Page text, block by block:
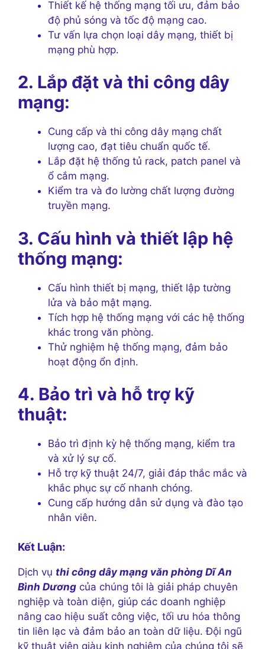
Thiết kế hệ thống mạng tối ưu, đảm bảo
độ phủ sóng và tốc độ mạng cao.
Tư vấn lựa chọn loại dây mạng, thiết bị
mạng phù hợp.
2. Lắp đặt và thi công dây
mạng:
Cung cấp và thi công dây mạng chất
lượng cao, đạt tiêu chuẩn quốc tế.
Lắp đặt hệ thống tủ rack, patch panel và
ổ cắm mạng.
Kiểm tra và đo lường chất lượng đường
truyền mạng.
3. Cấu hình và thiết lập hệ
thống mạng:
Cấu hình thiết bị mạng, thiết lập tường
lửa và bảo mật mạng.
Tích hợp hệ thống mạng với các hệ thống
khác trong văn phòng.
Thử nghiệm hệ thống mạng, đảm bảo
hoạt động ổn định.
4. Bảo trì và hỗ trợ kỹ
thuật:
Bảo trì định kỳ hệ thống mạng, kiểm tra
và xử lý sự cố.
Hỗ trợ kỹ thuật 24/7, giải đáp thắc mắc và
khắc phục sự cố nhanh chóng.
Cung cấp hướng dẫn sử dụng và đào tạo
nhân viên.
Kết Luận:
Dịch vụ thi công dây mạng văn phòng Dĩ An
Bình Dương của chúng tôi là giải pháp chuyên
nghiệp và toàn diện, giúp các doanh nghiệp
nâng cao hiệu suất công việc, tối ưu hóa thông
tin liên lạc và đảm bảo an toàn dữ liệu. Đội ngũ
kỹ thuật viên giàu kinh nghiệm của chúng tôi sẽ